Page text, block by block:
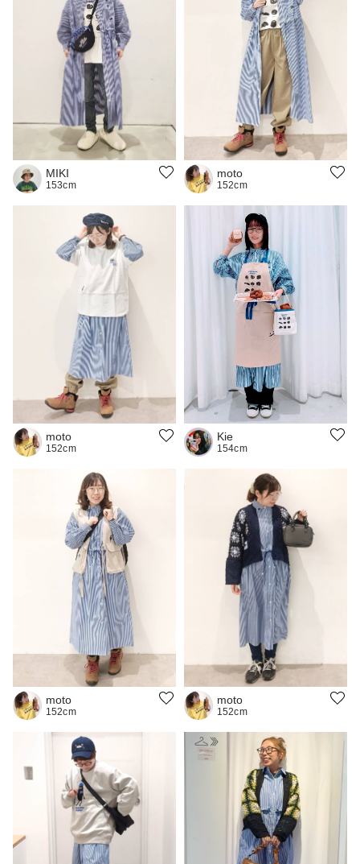
MIKI
153cm
moto
152cm
moto
152cm
Kie
154cm
moto
152cm
moto
152cm